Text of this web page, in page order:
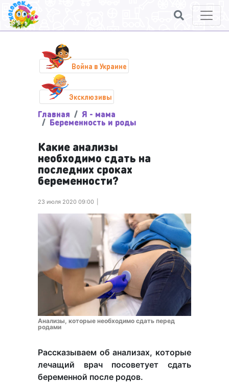
Война в Украине
Эксклюзивы
Главная Я - мама
Беременность и роды
Какие анализы
необходимо сдать на
последних сроках
беременности?
23 июля 2020 09:00
Анализы, которые необходимо сдать перед
родами
Рассказываем об анализах, которые
лечащий врач посоветует сдать
беременной после родов.